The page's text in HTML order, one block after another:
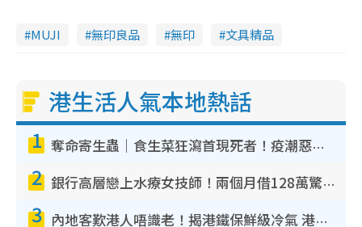
MUJI 無印良品 無印 文具精品
港生活人氣本地熱話
1 奪命寄生蟲｜食生菜狂瀉首現死者！疫潮惡化錄1.8萬宗病例 揭洗菜3大謬誤
2 銀行高層戀上水療女技師！兩個月借128萬驚覺「沉船」沉落火海 揭背後疑似邪教操控賣淫
3 內地客歎港人唔識老！揭港鐵保鮮級冷氣 港人求放過：咪投訴